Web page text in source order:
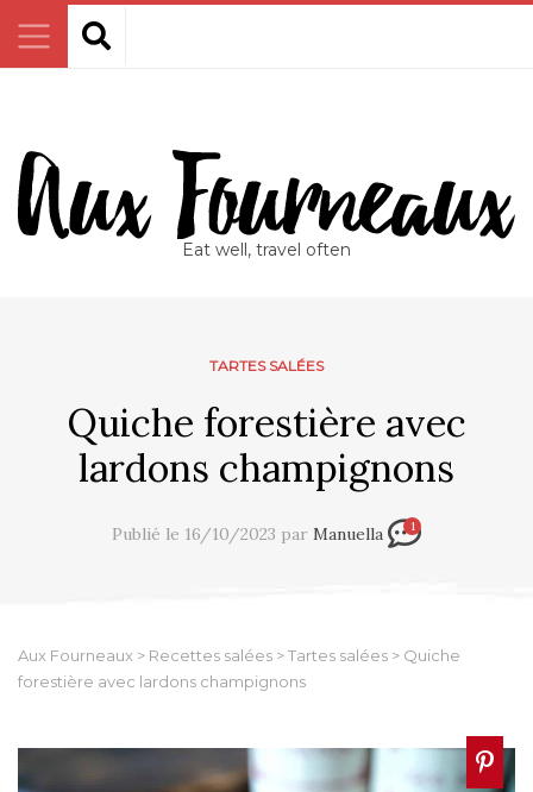
Eat well, travel often
TARTES SALÉES
Quiche forestière avec
lardons champignons
Publié le 16/10/2023 par Manuella 1
Aux Fourneaux > Recettes salées >Tartes salées > Quiche
forestière avec lardons champignons